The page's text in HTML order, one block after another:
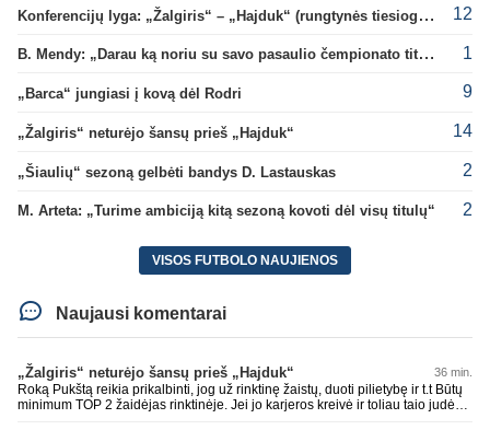
Konferencijų lyga: „Žalgiris“ – „Hajduk“ (rungtynės tiesiogiai) 12
B. Mendy: „Darau ką noriu su savo pasaulio čempionato titulu“ 1
„Barca“ jungiasi į kovą dėl Rodri 9
„Žalgiris“ neturėjo šansų prieš „Hajduk“ 14
„Šiaulių“ sezoną gelbėti bandys D. Lastauskas 2
M. Arteta: „Turime ambiciją kitą sezoną kovoti dėl visų titulų“ 2
VISOS FUTBOLO NAUJIENOS
Naujausi komentarai
„Žalgiris“ neturėjo šansų prieš „Hajduk“ 36 min.
Roką Pukštą reikia prikalbinti, jog už rinktinę žaistų, duoti pilietybę ir t.t Būtų
minimum TOP 2 žaidėjas rinktinėje. Jei jo karjeros kreivė ir toliau taio judės,